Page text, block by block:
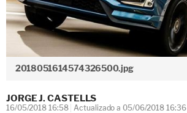
2018051614574326500.jpg
JORGE J. CASTELLS
16/05/2018 16:58 Actualizado a 05/06/2018 16:36